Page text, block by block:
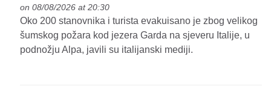
on 08/08/2026 at 20:30
Oko 200 stanovnika i turista evakuisano je zbog velikog
šumskog požara kod jezera Garda na sjeveru Italije, u
podnožju Alpa, javili su italijanski mediji.